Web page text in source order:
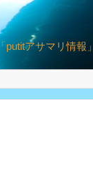
アサマリ情報」